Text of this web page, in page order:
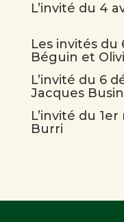
L’invité du 4
Les invités du
Béguin et
L’invité du 6
Jacques
L’invité du
Burri